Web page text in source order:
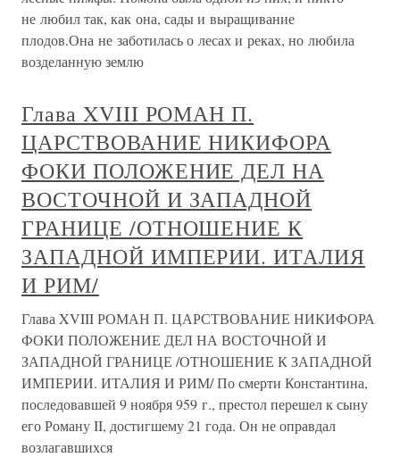
не любил так, как она, сады и выращивание
плодов.Она не заботилась о лесах и реках, но любила
возделанную землю
Глава XVIII РОМАН П.
ЦАРСТВОВАНИЕ НИКИФОРА
ФОКИ ПОЛОЖЕНИЕ ДЕЛ НА
ВОСТОЧНОЙ И ЗАПАДНОЙ
ГРАНИЦЕ /ОТНОШЕНИЕ К
ЗАПАДНОЙ ИМПЕРИИ. ИТАЛИЯ
И РИМ/
Глава XVIII РОМАН П. ЦАРСТВОВАНИЕ НИКИФОРА
ФОКИ ПОЛОЖЕНИЕ ДЕЛ НА ВОСТОЧНОЙ И
ЗАПАДНОЙ ГРАНИЦЕ /ОТНОШЕНИЕ К ЗАПАДНОЙ
ИМПЕРИИ. ИТАЛИЯ И РИМ/ По смерти Константина,
последовавшей 9 ноября 959 г., престол перешел к сыну
его Роману II, достигшему 21 года. Он не оправдал
возлагавшихся